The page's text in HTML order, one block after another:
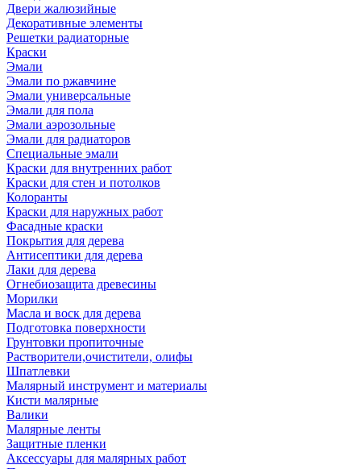
Двери жалюзийные
Декоративные элементы
Решетки радиаторные
Краски
Эмали
Эмали по ржавчине
Эмали универсальные
Эмали для пола
Эмали аэрозольные
Эмали для радиаторов
Специальные эмали
Краски для внутренних работ
Краски для стен и потолков
Колоранты
Краски для наружных работ
Фасадные краски
Покрытия для дерева
Антисептики для дерева
Лаки для дерева
Огнебиозащита древесины
Морилки
Масла и воск для дерева
Подготовка поверхности
Грунтовки пропиточные
Растворители,очистители, олифы
Шпатлевки
Малярный инструмент и материалы
Кисти малярные
Валики
Малярные ленты
Защитные пленки
Аксессуары для малярных работ